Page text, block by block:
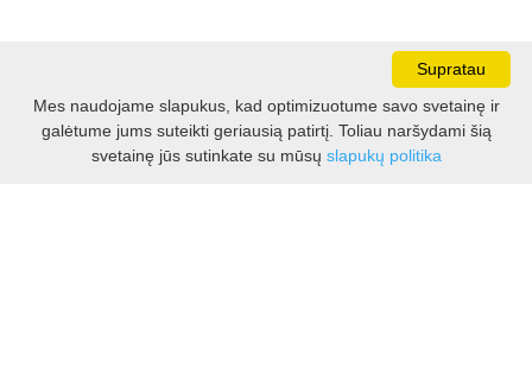
Darbo laikas:
I - V 8.30 - 17.00 val.
Supratau
Mes naudojame slapukus, kad optimizuotume savo svetainę ir
galėtume jums suteikti geriausią patirtį. Toliau naršydami šią
svetainę jūs sutinkate su mūsų slapukų politika